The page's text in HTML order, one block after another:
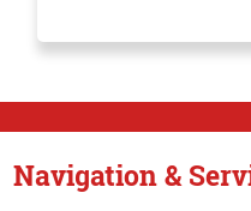
Navigation &